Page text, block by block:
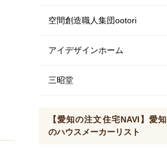
空間創造職人集団ootori
アイデザインホーム
三昭堂
【愛知の注文住宅NAVI】愛知
のハウスメーカーリスト